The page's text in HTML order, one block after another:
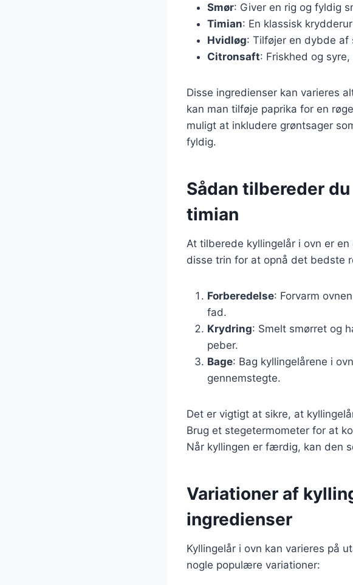
Smør: Giver en rig og fyldig
Timian: En klassisk
Hvidløg: Tilføjer en dybde af
Citronsaft: Friskhed og
Disse ingredienser kan varieres
kan man tilføje paprika for en
muligt at inkludere grøntsager
fyldig.
Sådan tilbereder
timian
At tilberede kyllingelår i ovn er
disse trin for at opnå det bedste
Forberedelse: Forvarm
fad.
Krydring: Smelt smørret og
peber.
Bage: Bag kyllingelårene i
gennemstegte.
Det er vigtigt at sikre, at
Brug et stegetermometer for at
Når kyllingen er færdig, kan den
Variationer af
ingredienser
Kyllingelår i ovn kan varieres på
nogle populære variationer: